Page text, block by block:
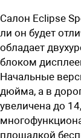
Салон Eclipse
ли он будет
обладает
блоком
Начальные
дюйма, а в
увеличена до
площадкой